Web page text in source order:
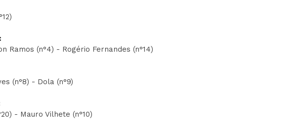
Ramos (n°4) - Rogério Fernandes (n°14)
(n°8) - Dola (n°9)
- Mauro Vilhete (n°10)